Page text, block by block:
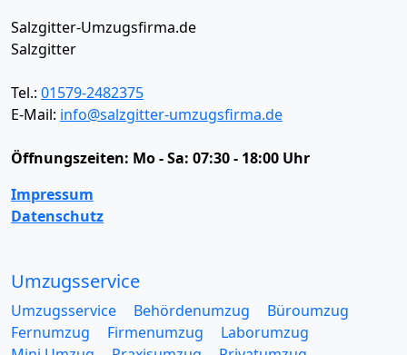
Salzgitter-Umzugsfirma.de
Salzgitter
Tel.: 01579-2482375
E-Mail: info@salzgitter-umzugsfirma.de
Öffnungszeiten: Mo - Sa: 07:30 - 18:00 Uhr
Impressum
Datenschutz
Umzugsservice
Umzugsservice Behördenumzug
Büroumzug
Fernumzug
Firmenumzug
Laborumzug